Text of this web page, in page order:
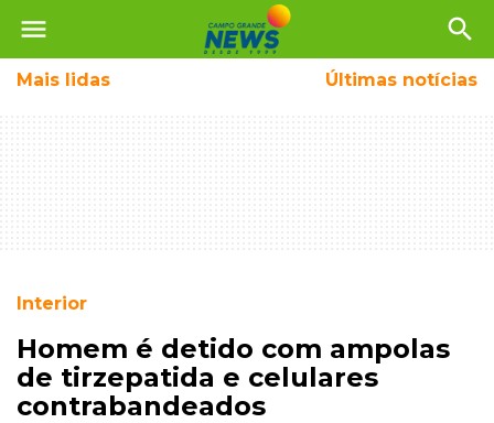
menu search
Mais lidas Últimas notícias
Interior
Homem é detido com ampolas
de tirzepatida e celulares
contrabandeados